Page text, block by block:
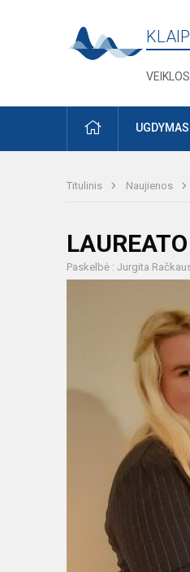
PRADŽIAUGDYMAS
Titulinis Naujienos
Paskelbė : Jurgita